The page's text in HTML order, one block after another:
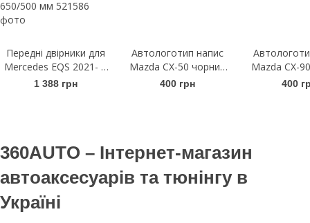
Передні двірники для
Mercedes EQS 2021- |
Щітки склоочисника
1 388 грн
Автологотип напис
Mazda CX-50 чорний
глянець
400 грн
Mazda CX-
400
360AUTO – Інтернет-магазин
автоаксесуарів та тюнінгу в
Україні